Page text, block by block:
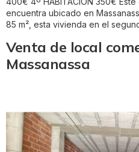
encuentra ubicado en
85 m², esta vivienda en el
Venta de local
Massanassa